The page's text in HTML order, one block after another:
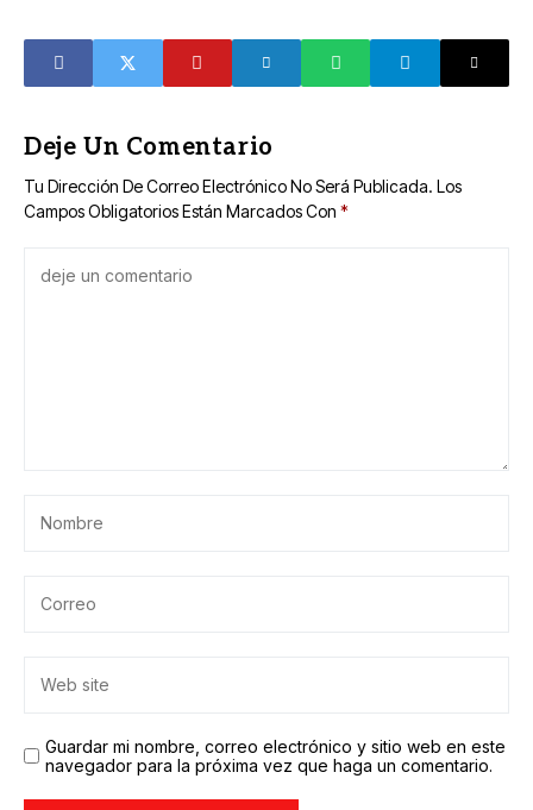
básica
académica en
universidades de
Canadá
Deje Un Comentario
Tu Dirección De Correo Electrónico No Será Publicada. Los
Campos Obligatorios Están Marcados Con *
Guardar mi nombre, correo electrónico y sitio web en este
navegador para la próxima vez que haga un comentario.